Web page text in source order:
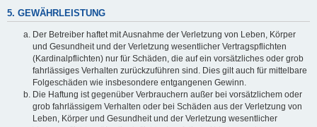
5. GEWÄHRLEISTUNG
Der Betreiber haftet mit Ausnahme der Verletzung von Leben, Körper
und Gesundheit und der Verletzung wesentlicher Vertragspflichten
(Kardinalpflichten) nur für Schäden, die auf ein vorsätzliches oder grob
fahrlässiges Verhalten zurückzuführen sind. Dies gilt auch für mittelbare
Folgeschäden wie insbesondere entgangenen Gewinn.
Die Haftung ist gegenüber Verbrauchern außer bei vorsätzlichem oder
grob fahrlässigem Verhalten oder bei Schäden aus der Verletzung von
Leben, Körper und Gesundheit und der Verletzung wesentlicher